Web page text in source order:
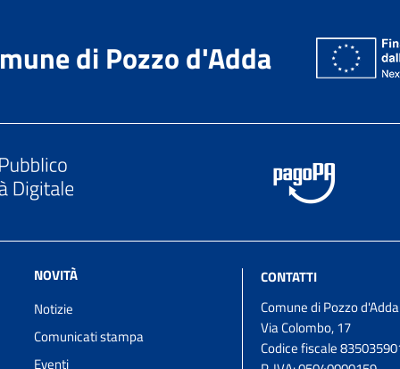
di Pozzo d'Adda
NOVITÀ
Notizie
Comunicati stampa
Eventi
CONTATTI
Comune di Pozzo d'Adda
Via Colombo, 17
Codice fiscale